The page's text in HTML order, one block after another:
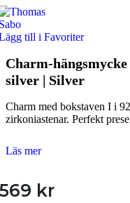
till i Favoriter
Charm-
silver | Silver
Charm med bokstaven I i
zirkoniastenar. Perfekt
Läs mer
kr